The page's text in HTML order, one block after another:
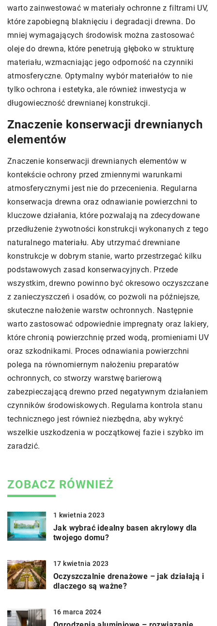
warto zainwestować w materiały ochronne z filtrami UV,
które zapobiegną blaknięciu i degradacji drewna. Do
mniej wymagających środowisk można zastosować
oleje do drewna, które penetrują głęboko w strukturę
materiału, wzmacniając jego odporność na czynniki
atmosferyczne. Optymalny wybór materiałów to nie
tylko ochrona i estetyka, ale również inwestycja w
długowieczność drewnianej konstrukcji.
Znaczenie konserwacji drewnianych
elementów
Znaczenie konserwacji drewnianych elementów w
kontekście ochrony przed zmiennymi warunkami
atmosferycznymi jest nie do przecenienia. Regularna
konserwacja drewna oraz odnawianie powierzchni to
kluczowe działania, które pozwalają na zdecydowane
przedłużenie żywotności konstrukcji wykonanych z tego
naturalnego materiału. Aby utrzymać drewniane
konstrukcje w dobrym stanie, warto przestrzegać kilku
podstawowych zasad konserwacyjnych. Przede
wszystkim, drewno powinno być okresowo oczyszczane
z zanieczyszczeń i osadów, co pozwoli na późniejsze,
skuteczne nałożenie warstw ochronnych. Następnie
warto zastosować odpowiednie impregnaty oraz lakiery,
które chronią powierzchnię przed wodą, promieniami UV
oraz szkodnikami. Proces odnawiania powierzchni
polega na równomiernym nałożeniu preparatów
ochronnych, co stworzy warstwę barierową
zabezpieczającą drewno przed negatywnym działaniem
czynników środowiskowych. Regularna kontrola stanu
technicznego jest również niezbędna, aby wykryć
wszelkie uszkodzenia w początkowej fazie i szybko im
zaradzić.
ZOBACZ RÓWNIEŻ
1 kwietnia 2023
Jak wybrać idealny basen akrylowy dla
twojego domu?
17 kwietnia 2023
Oczyszczalnie drenażowe – jak działają i
dlaczego są ważne?
16 marca 2024